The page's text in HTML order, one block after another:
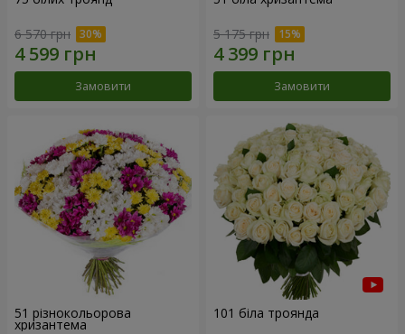
6 570 грн
Замовити
5 175 грн
Замовити
51 різнокольорова
хризантема
101 біла троянда